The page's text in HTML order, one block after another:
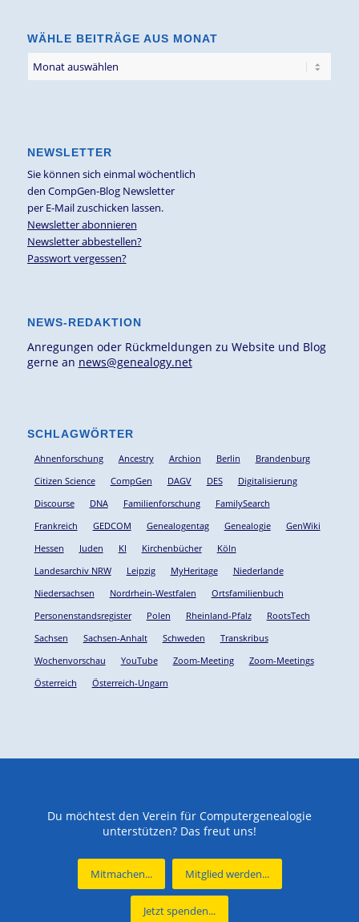
WÄHLE BEITRÄGE AUS MONAT
NEWSLETTER
Sie können sich einmal wöchentlich
den CompGen-Blog Newsletter
per E-Mail zuschicken lassen.
Newsletter abonnieren
Newsletter abbestellen?
Passwort vergessen?
NEWS-REDAKTION
Anregungen oder Rückmeldungen zu Website und Blog
gerne an news@genealogy.net
SCHLAGWÖRTER
Ahnenforschung Ancestry Archion Berlin
Brandenburg
Citizen Science
CompGen DAGV DES
Digitalisierung
Discourse
DNA Familienforschung
FamilySearch
Frankreich
GEDCOM Genealogentag Genealogie
GenWiki
Hessen
Juden KI Kirchenbücher
Köln
Landesarchiv NRW
Leipzig MyHeritage
Niederlande
Niedersachsen
Nordrhein-Westfalen
Ortsfamilienbuch
Personenstandsregister
Polen Rheinland-Pfalz
RootsTech
Sachsen
Sachsen-Anhalt Schweden
Transkribus
Wochenvorschau
YouTube Zoom-Meeting
Zoom-Meetings
Österreich
Österreich-Ungarn
Du möchtest den Verein für Computergenealogie
unterstützen? Das freut uns!
Mitmachen... Mitglied werden...
Jetzt spenden...